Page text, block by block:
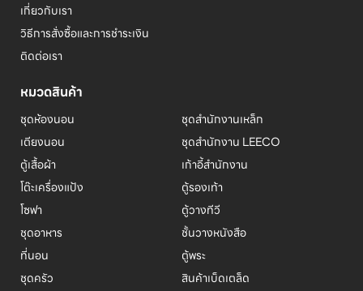
เกี่ยวกับเรา
วิธีการสั่งซื้อและการชำระเงิน
ติดต่อเรา
หมวดสินค้า
ชุดห้องนอน
เตียงนอน
ตู้เสื้อผ้า
โต๊ะเครื่องแป้ง
โซฟา
ชุดอาหาร
ที่นอน
ชุดครัว
ชุดสำนักงานเหล็ก
ชุดสำนักงาน LEECO
เก้าอี้สำนักงาน
ตู้รองเท้า
ตู้วางทีวี
ชั้นวางหนังสือ
ตู้พระ
สินค้าเบ็ดเตล็ด